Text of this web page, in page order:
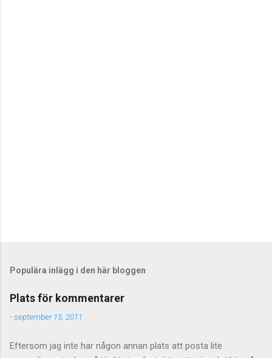
Populära inlägg i den här bloggen
Plats för kommentarer
-september 15, 2011
Eftersom jag inte har någon annan plats att posta lite